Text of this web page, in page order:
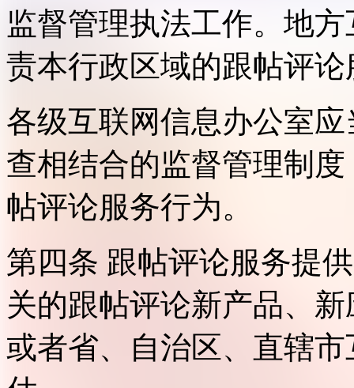
监督管理执法工作。地
责本行政区域的跟帖评
各级互联网信息办公室
查相结合的监督管理制
帖评论服务行为。
第四条 跟帖评论服务提
关的跟帖评论新产品、
或者省、自治区、直辖